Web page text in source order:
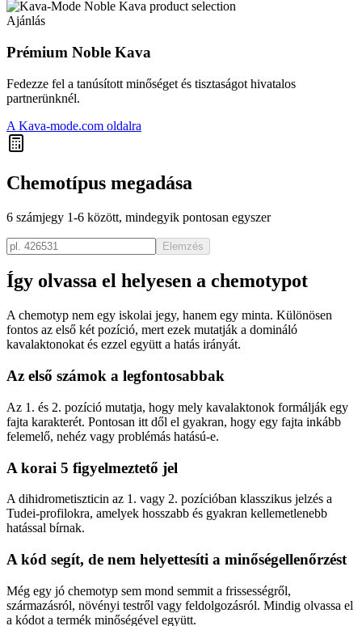
Ajánlás
Prémium Noble Kava
Fedezze fel a tanúsított minőséget és tisztaságot hivatalos
partnerünknél.
A Kava-mode.com oldalra
Chemotípus megadása
6 számjegy 1-6 között, mindegyik pontosan egyszer
Elemzés
Így olvassa el helyesen a chemotypot
A chemotyp nem egy iskolai jegy, hanem egy minta. Különösen
fontos az első két pozíció, mert ezek mutatják a domináló
kavalaktonokat és ezzel együtt a hatás irányát.
Az első számok a legfontosabbak
Az 1. és 2. pozíció mutatja, hogy mely kavalaktonok formálják egy
fajta karakterét. Pontosan itt dől el gyakran, hogy egy fajta inkább
felemelő, nehéz vagy problémás hatású-e.
A korai 5 figyelmeztető jel
A dihidrometiszticin az 1. vagy 2. pozícióban klasszikus jelzés a
Tudei-profilokra, amelyek hosszabb és gyakran kellemetlenebb
hatással bírnak.
A kód segít, de nem helyettesíti a minőségellenőrzést
Még egy jó chemotyp sem mond semmit a frissességről,
származásról, növényi testről vagy feldolgozásról. Mindig olvassa el
a kódot a termék minőségével együtt.